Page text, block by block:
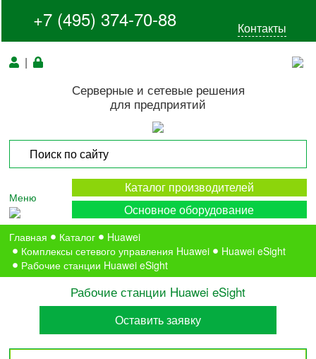
+7 (495) 374-70-88 Контакты
|
Серверные и сетевые решения
для предприятий
Меню
Каталог производителей
Основное оборудование
Главная Каталог
Huawei
Комплексы сетевого управления Huawei
Huawei eSight
Рабочие станции Huawei eSight
Рабочие станции Huawei eSight
Оставить заявку